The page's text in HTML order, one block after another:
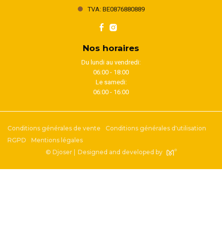
TVA: BE0876880889
Nos horaires
Du lundi au vendredi:
06:00 - 18:00
Le samedi:
06:00 - 16:00
Conditions générales de vente
Conditions générales d'utilisation
RGPD
Mentions légales
© Djoser |
Designed and developed by